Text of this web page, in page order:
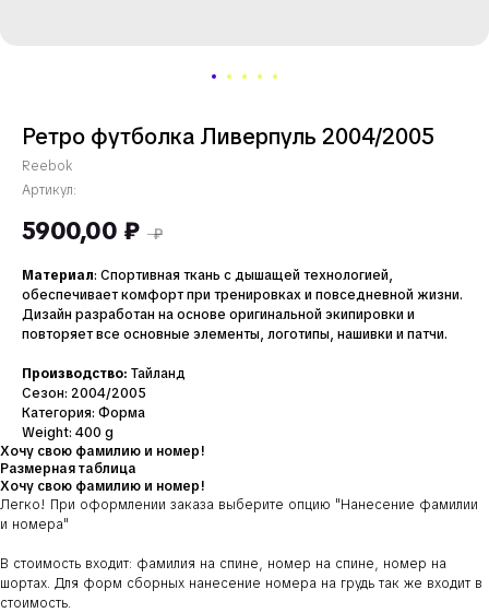
Ретро футболка Ливерпуль 2004/2005
Reebok
Артикул:
5900,00 ₽ ₽
Материал: Спортивная ткань с дышащей технологией,
обеспечивает комфорт при тренировках и повседневной жизни.
Дизайн разработан на основе оригинальной экипировки и
повторяет все основные элементы, логотипы, нашивки и патчи.
Производство: Тайланд
Сезон: 2004/2005
Категория: Форма
Weight: 400 g
Хочу свою фамилию и номер!
Размерная таблица
Хочу свою фамилию и номер!
Легко! При оформлении заказа выберите опцию "Нанесение фамилии
и номера"
В стоимость входит: фамилия на спине, номер на спине, номер на
шортах. Для форм сборных нанесение номера на грудь так же входит в
стоимость.